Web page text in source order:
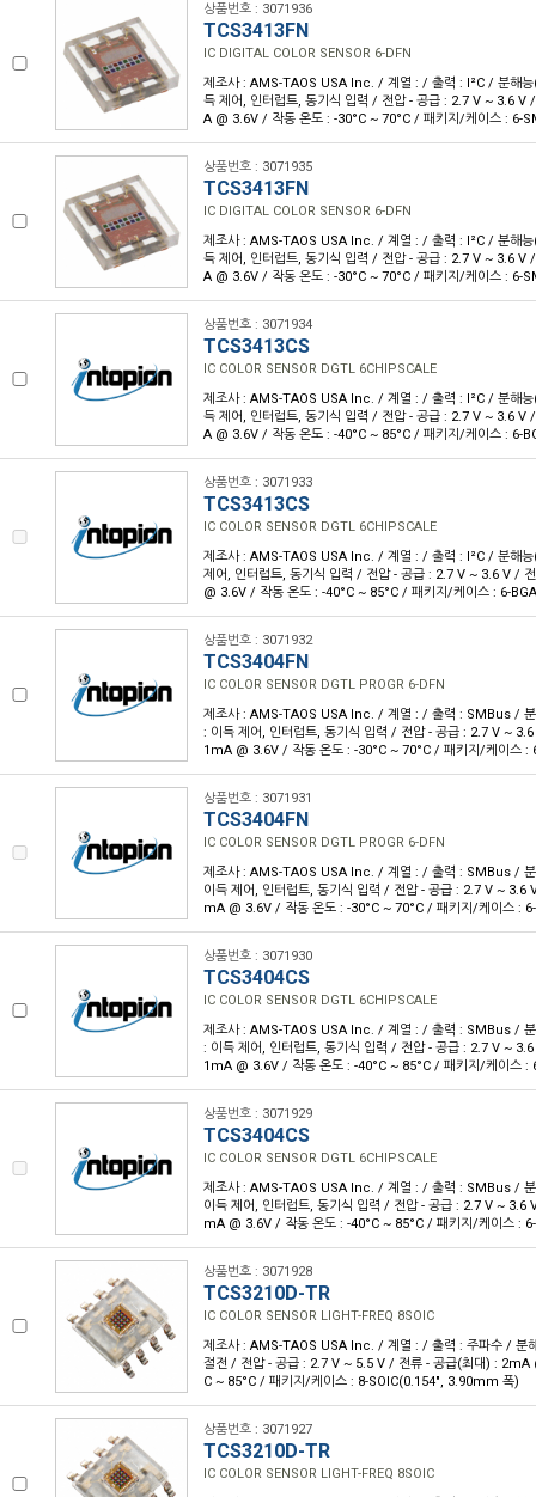
상품번호 : 3071936
TCS3413FN
IC DIGITAL COLOR SENSOR 6-DFN
제조사 : AMS-TAOS USA Inc. / 계열 : / 출력 : I²C / 분해
득 제어, 인터럽트, 동기식 입력 / 전압 - 공급 : 2.7 V ~ 3.6 V
A @ 3.6V / 작동 온도 : -30°C ~ 70°C / 패키지/케이스 : 6-
상품번호 : 3071935
TCS3413FN
IC DIGITAL COLOR SENSOR 6-DFN
제조사 : AMS-TAOS USA Inc. / 계열 : / 출력 : I²C / 분해
득 제어, 인터럽트, 동기식 입력 / 전압 - 공급 : 2.7 V ~ 3.6 V
A @ 3.6V / 작동 온도 : -30°C ~ 70°C / 패키지/케이스 : 6-
상품번호 : 3071934
TCS3413CS
IC COLOR SENSOR DGTL 6CHIPSCALE
제조사 : AMS-TAOS USA Inc. / 계열 : / 출력 : I²C / 분해
득 제어, 인터럽트, 동기식 입력 / 전압 - 공급 : 2.7 V ~ 3.6 V
A @ 3.6V / 작동 온도 : -40°C ~ 85°C / 패키지/케이스 : 6-
상품번호 : 3071933
TCS3413CS
IC COLOR SENSOR DGTL 6CHIPSCALE
제조사 : AMS-TAOS USA Inc. / 계열 : / 출력 : I²C / 분해
제어, 인터럽트, 동기식 입력 / 전압 - 공급 : 2.7 V ~ 3.6 V /
@ 3.6V / 작동 온도 : -40°C ~ 85°C / 패키지/케이스 : 6-BGA
상품번호 : 3071932
TCS3404FN
IC COLOR SENSOR DGTL PROGR 6-DFN
제조사 : AMS-TAOS USA Inc. / 계열 : / 출력 : SMBus /
: 이득 제어, 인터럽트, 동기식 입력 / 전압 - 공급 : 2.7 V ~
1mA @ 3.6V / 작동 온도 : -30°C ~ 70°C / 패키지/케이스 :
상품번호 : 3071931
TCS3404FN
IC COLOR SENSOR DGTL PROGR 6-DFN
제조사 : AMS-TAOS USA Inc. / 계열 : / 출력 : SMBus /
이득 제어, 인터럽트, 동기식 입력 / 전압 - 공급 : 2.7 V ~ 3.6
mA @ 3.6V / 작동 온도 : -30°C ~ 70°C / 패키지/케이스 :
상품번호 : 3071930
TCS3404CS
IC COLOR SENSOR DGTL 6CHIPSCALE
제조사 : AMS-TAOS USA Inc. / 계열 : / 출력 : SMBus /
: 이득 제어, 인터럽트, 동기식 입력 / 전압 - 공급 : 2.7 V ~
1mA @ 3.6V / 작동 온도 : -40°C ~ 85°C / 패키지/케이스 :
상품번호 : 3071929
TCS3404CS
IC COLOR SENSOR DGTL 6CHIPSCALE
제조사 : AMS-TAOS USA Inc. / 계열 : / 출력 : SMBus /
이득 제어, 인터럽트, 동기식 입력 / 전압 - 공급 : 2.7 V ~ 3.6
mA @ 3.6V / 작동 온도 : -40°C ~ 85°C / 패키지/케이스 :
상품번호 : 3071928
TCS3210D-TR
IC COLOR SENSOR LIGHT-FREQ 8SOIC
제조사 : AMS-TAOS USA Inc. / 계열 : / 출력 : 주파수 / 분
절전 / 전압 - 공급 : 2.7 V ~ 5.5 V / 전류 - 공급(최대) : 2mA
C ~ 85°C / 패키지/케이스 : 8-SOIC(0.154", 3.90mm 폭)
상품번호 : 3071927
TCS3210D-TR
IC COLOR SENSOR LIGHT-FREQ 8SOIC